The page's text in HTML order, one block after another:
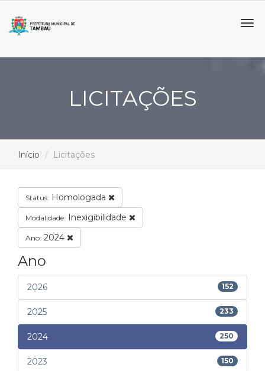
LICITAÇÕES
Início Licitações
Status: Homologada
Modalidade: Inexigibilidade
Ano: 2024
Ano
2026 152
2025 233
2024 250
2023 150